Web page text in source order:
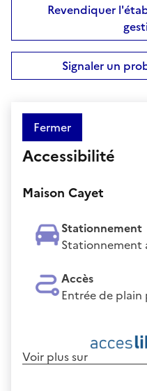
Revendiquer
Signaler un
Fermer
Accessibilité
Maison Cayet
Stationnement
Stationnement
Accès
Entrée de plain
Voir plus sur